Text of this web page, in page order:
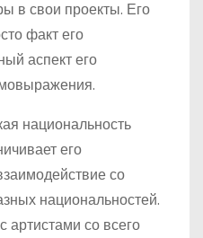
в свои проекты. Его
факт его
аспект его
национальность
его
со
национальностей.
артистами со всего